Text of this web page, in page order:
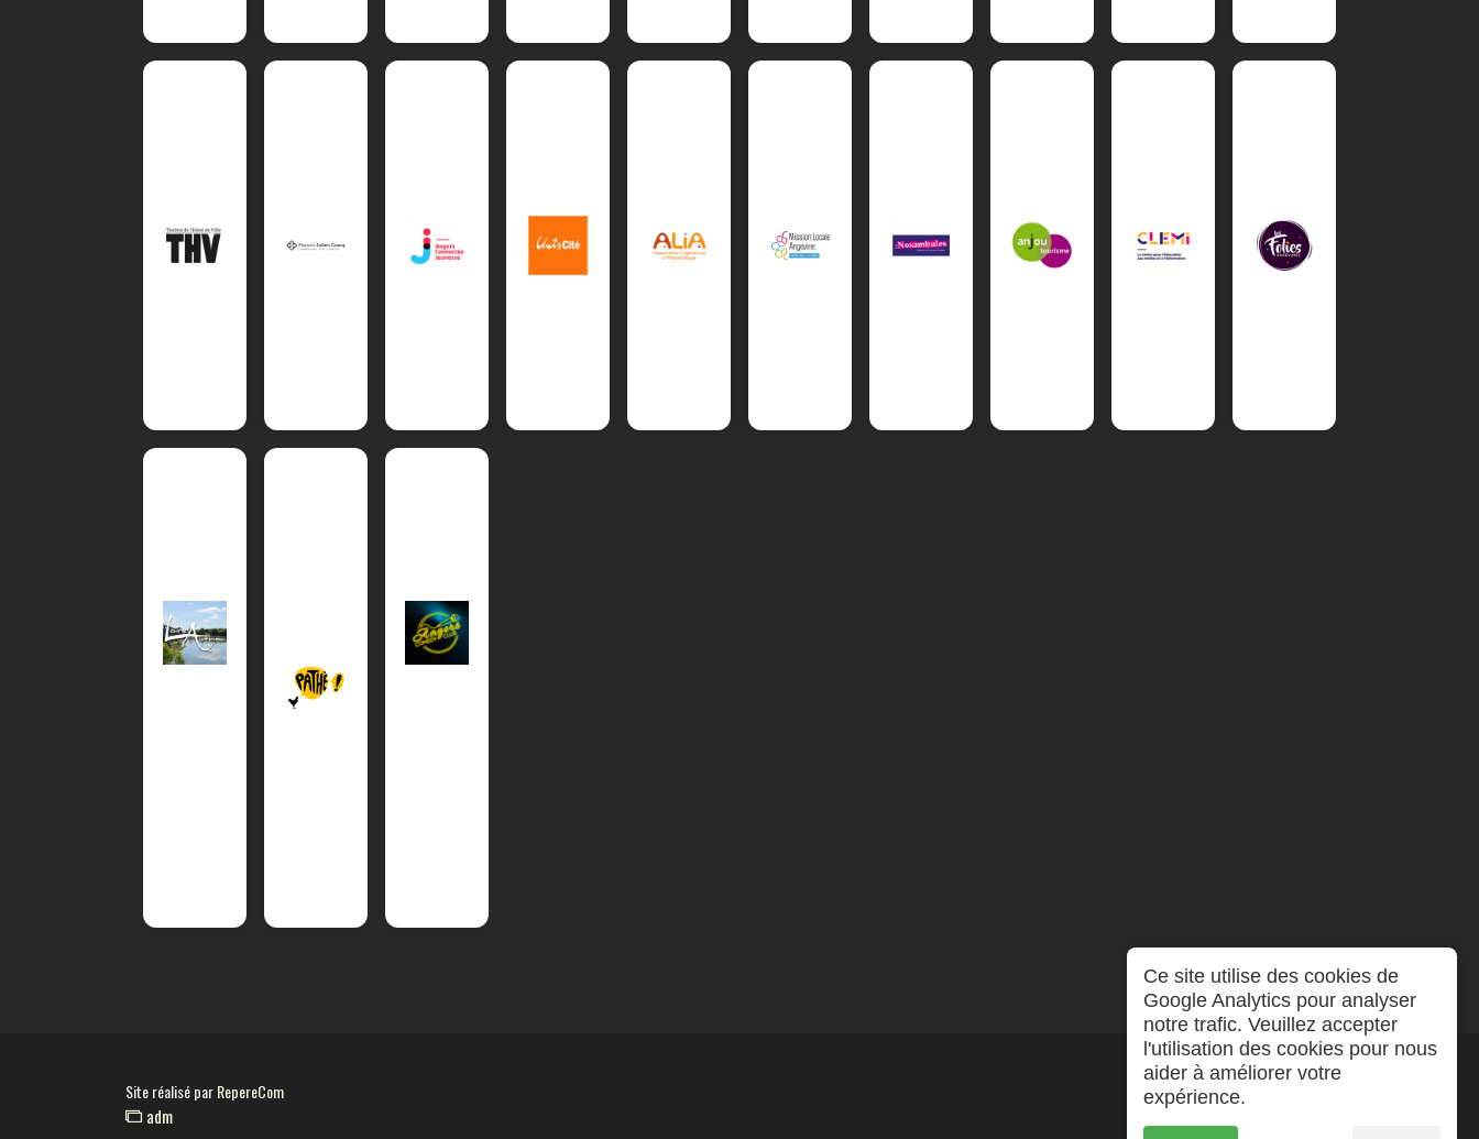
Site réalisé parRepereCom
adm
Ce site utilise des cookies de
Google Analytics pour analyser
notre trafic. Veuillez accepter
l'utilisation des cookies pour nous
aider à améliorer votre
expérience.